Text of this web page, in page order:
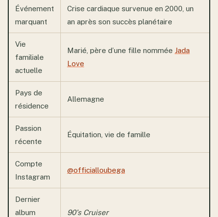
Événement
marquant
Crise cardiaque survenue en 2000, un
an après son succès planétaire
Vie
familiale
actuelle
Marié, père d’une fille nommée Jada
Love
Pays de
résidence
Allemagne
Passion
récente
Équitation, vie de famille
Compte
Instagram
@officialloubega
Dernier
album
90’s Cruiser